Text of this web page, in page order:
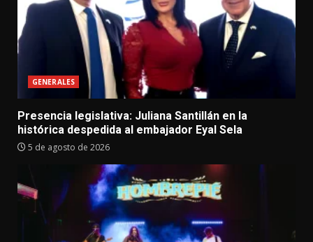
GENERALES
Presencia legislativa: Juliana Santillán en la
histórica despedida al embajador Eyal Sela
5 de agosto de 2026